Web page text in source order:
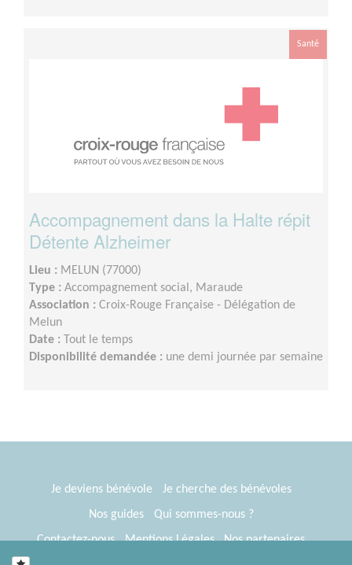
Santé
Accompagnement dans la Halte répit
Détente Alzheimer
Lieu : MELUN (77000)
Type : Accompagnement social, Maraude
Association : Croix-Rouge Française - Délégation de
Melun
Date : Tout le temps
Disponibilité demandée : une demi journée par semaine
Je deviens bénévole
Je cherche des bénévoles
Nos guides
Qui sommes-nous ?
Contactez-nous
Mentions Légales
Nos partenaires